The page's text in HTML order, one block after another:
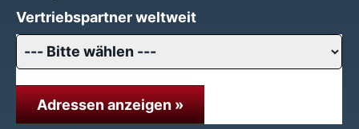
Vertriebspartner weltweit
Adressen anzeigen »